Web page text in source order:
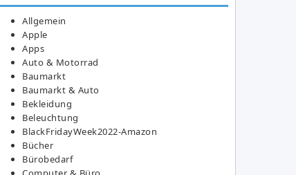
Allgemein
Apple
Apps
Auto & Motorrad
Baumarkt
Baumarkt & Auto
Bekleidung
Beleuchtung
BlackFridayWeek2022-Amazon
Bücher
Bürobedarf